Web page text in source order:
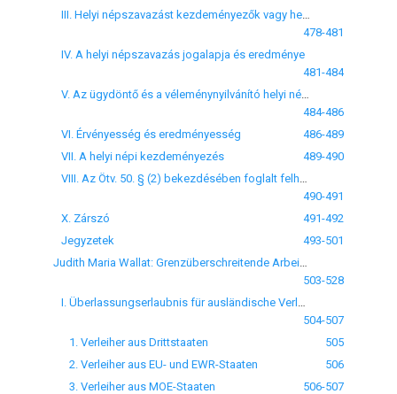
478-481
IV. A helyi népszavazás jogalapja és eredménye
481-484
484-486
VI. Érvényesség és eredményesség
486-489
VII. A helyi népi kezdeményezés
489-490
490-491
X. Zárszó
491-492
Jegyzetek
493-501
503-528
504-507
1. Verleiher aus Drittstaaten
505
2. Verleiher aus EU- und EWR-Staaten
506
3. Verleiher aus MOE-Staaten
506-507